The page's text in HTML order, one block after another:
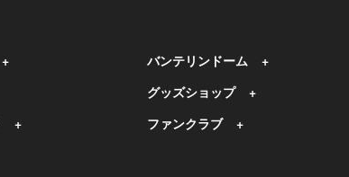
バンテリンドーム
グッズショップ
ファンクラブ